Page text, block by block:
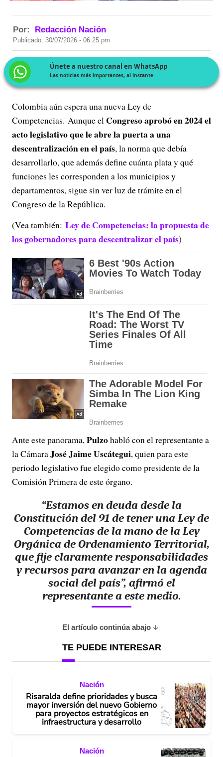
Por: Redacción Nación
Publicado: 30/07/2026 - 06:25 pm
Únete a nuestro canal en WhatsApp
Las noticias más importantes, al instante
Colombia aún espera una nueva Ley de
Competencias. Aunque el Congreso aprobó en 2024 el
acto legislativo que le abre la puerta a una
descentralización en el país, la norma que debía
desarrollarlo, que además define cuánta plata y qué
funciones les corresponden a los municipios y
departamentos, sigue sin ver luz de trámite en el
Congreso de la República.
(Vea también: Ley de Competencias: la propuesta de
los gobernadores para descentralizar el país)
Ante este panorama, Pulzohabló con el representante a
la CámaraJosé Jaime Uscátegui, quien para este
periodo legislativo fue elegido como presidente de la
Comisión Primera de este órgano.
“Estamos en deuda desde la
Constitución del 91 de tener una Ley de
Competencias de la mano de la Ley
Orgánica de Ordenamiento Territorial,
que fije claramente responsabilidades
y recursos para avanzar en la agenda
social del país”, afirmó el
representante a este medio.
El artículo continúa abajo
TE PUEDE INTERESAR
Nación
Risaralda define prioridades y busca
mayor inversión del nuevo Gobierno
para proyectos estratégicos en
infraestructura y desarrollo
Nación